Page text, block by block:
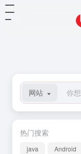
网站
热门搜索
java Android